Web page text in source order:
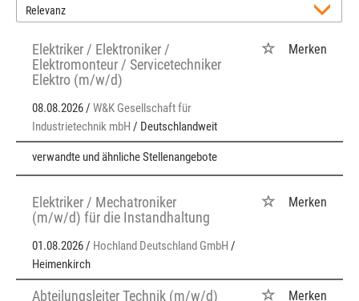
Elektriker / Elektroniker /
Elektromonteur / Servicetechniker
Elektro (m/w/d)
08.08.2026 / W&K Gesellschaft für
Industrietechnik mbH / Deutschlandweit
Merken
verwandte und ähnliche Stellenangebote
Elektriker / Mechatroniker
(m/w/d) für die Instandhaltung
01.08.2026 / Hochland Deutschland GmbH /
Heimenkirch
Merken
Abteilungsleiter Technik (m/w/d) Merken